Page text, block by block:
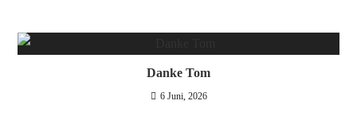
Danke Tom
6 Juni, 2026